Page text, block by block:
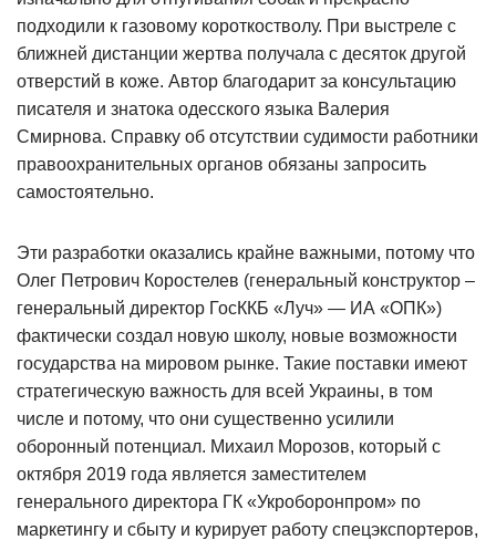
подходили к газовому короткостволу. При выстреле с
ближней дистанции жертва получала с десяток другой
отверстий в коже. Автор благодарит за консультацию
писателя и знатока одесского языка Валерия
Смирнова. Справку об отсутствии судимости работники
правоохранительных органов обязаны запросить
самостоятельно.
Эти разработки оказались крайне важными, потому что
Олег Петрович Коростелев (генеральный конструктор –
генеральный директор ГосККБ «Луч» — ИА «ОПК»)
фактически создал новую школу, новые возможности
государства на мировом рынке. Такие поставки имеют
стратегическую важность для всей Украины, в том
числе и потому, что они существенно усилили
оборонный потенциал. Михаил Морозов, который с
октября 2019 года является заместителем
генерального директора ГК «Укроборонпром» по
маркетингу и сбыту и курирует работу спецэкспортеров,